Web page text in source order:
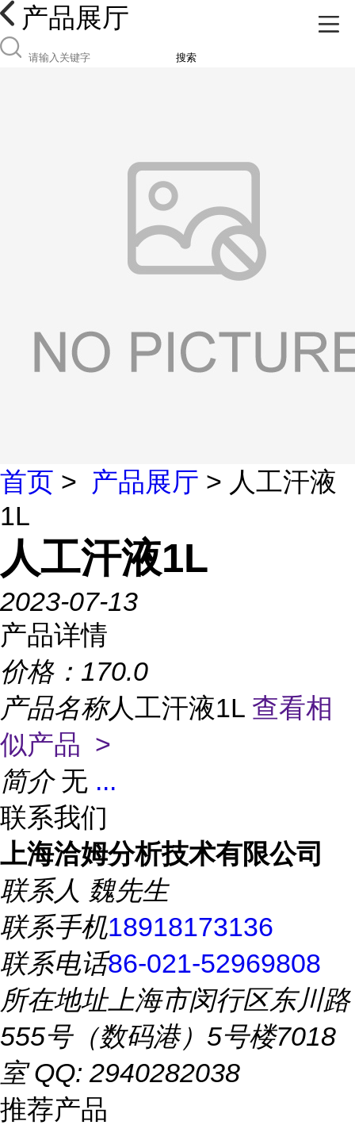
产品展厅
搜索
首页 > 产品展厅 > 人工汗液
1L
人工汗液1L
2023-07-13
产品详情
价格： 170.0
产品名称人工汗液1L 查看相
似产品 >
简介 无 ...
联系我们
上海洽姆分析技术有限公司
联系人 魏先生
联系手机18918173136
联系电话86-021-52969808
所在地址上海市闵行区东川路
555号（数码港）5号楼7018
室 QQ: 2940282038
推荐产品